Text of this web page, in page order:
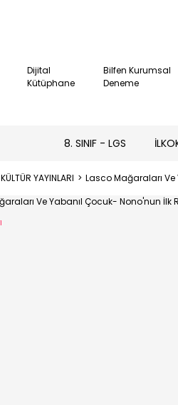
Dijital
Kütüphane
Bilfen Kurumsal
Deneme
8. SINIF - LGS
KÜLTÜR YAYINLARI Lasco Mağaraları